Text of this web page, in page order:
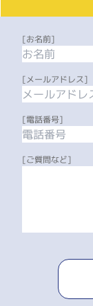
[お名前]
[メールアドレス]
[電話番号]
[ご質問など]